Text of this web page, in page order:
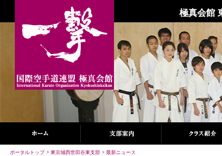
極真会館
ポータルトップ> 東京城西世田谷東支部 > 最新ニュース